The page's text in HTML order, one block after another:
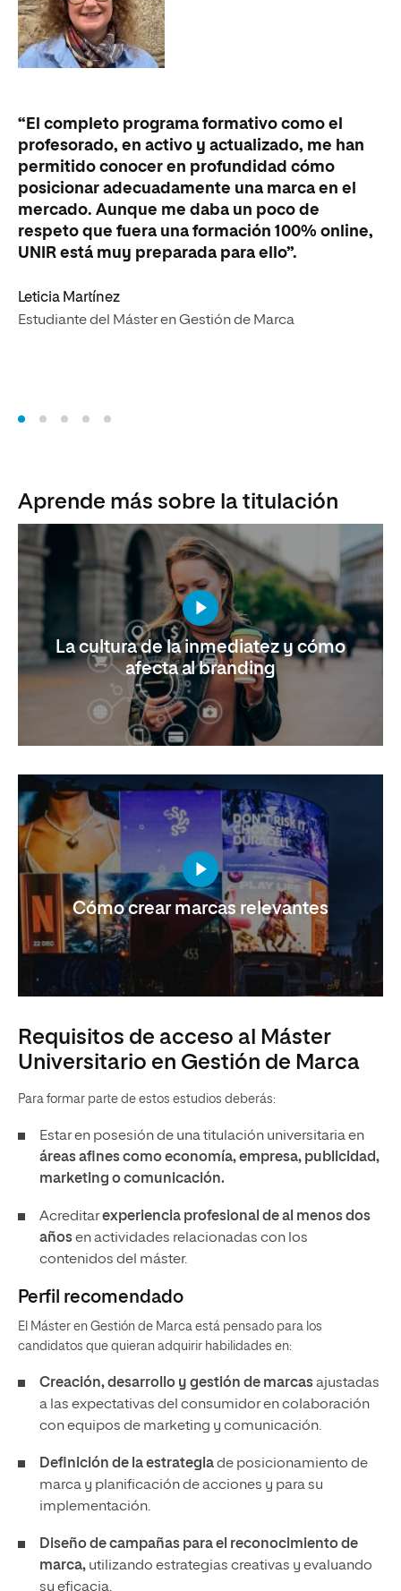
“El completo programa formativo como el
profesorado, en activo y actualizado, me han
permitido conocer en profundidad cómo
posicionar adecuadamente una marca en el
mercado. Aunque me daba un poco de
respeto que fuera una formación 100% online,
UNIR está muy preparada para ello”.
Leticia Martínez
Estudiante del Máster en Gestión de Marca
Aprende más sobre la titulación
La cultura de la inmediatez y cómo
afecta al branding
Cómo crear marcas relevantes
Requisitos de acceso al Máster
Universitario en Gestión de Marca
Para formar parte de estos estudios deberás:
Estar en posesión de una titulación universitaria en
áreas afines como economía, empresa, publicidad,
marketing o comunicación.
Acreditarexperiencia profesional de al menos dos
añosen actividades relacionadas con los
contenidos del máster.
Perfil recomendado
El Máster en Gestión de Marca está pensado para los
candidatos que quieran adquirir habilidades en:
Creación, desarrollo y gestión de marcasajustadas
a las expectativas del consumidor en colaboración
con equipos de marketing y comunicación.
Definición de la estrategiade posicionamiento de
marca y planificación de acciones y para su
implementación.
Diseño de campañas para el reconocimiento de
marca, utilizando estrategias creativas y evaluando
su eficacia.